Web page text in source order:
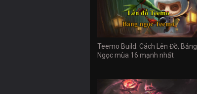
Teemo Build: Cách Lên Đồ, Bảng
Ngọc mùa 16 mạnh nhất